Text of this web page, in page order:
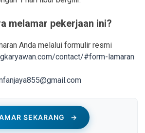
melamar pekerjaan ini?
Anda melalui formulir resmi
contact/#form-lamaran
SEKARANG →